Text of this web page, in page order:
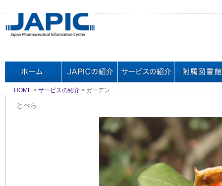
HOME > サービスの紹介 > ガーデン
とべら